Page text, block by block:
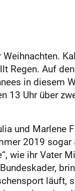
Weihnachten.
Regen. Auf
in diesem
13 Uhr über
und Marlene
2019
wie ihr Vater
läuft,